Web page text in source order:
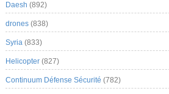
Daesh (892)
drones (838)
Syria (833)
Helicopter (827)
Continuum Défense Sécurité (782)